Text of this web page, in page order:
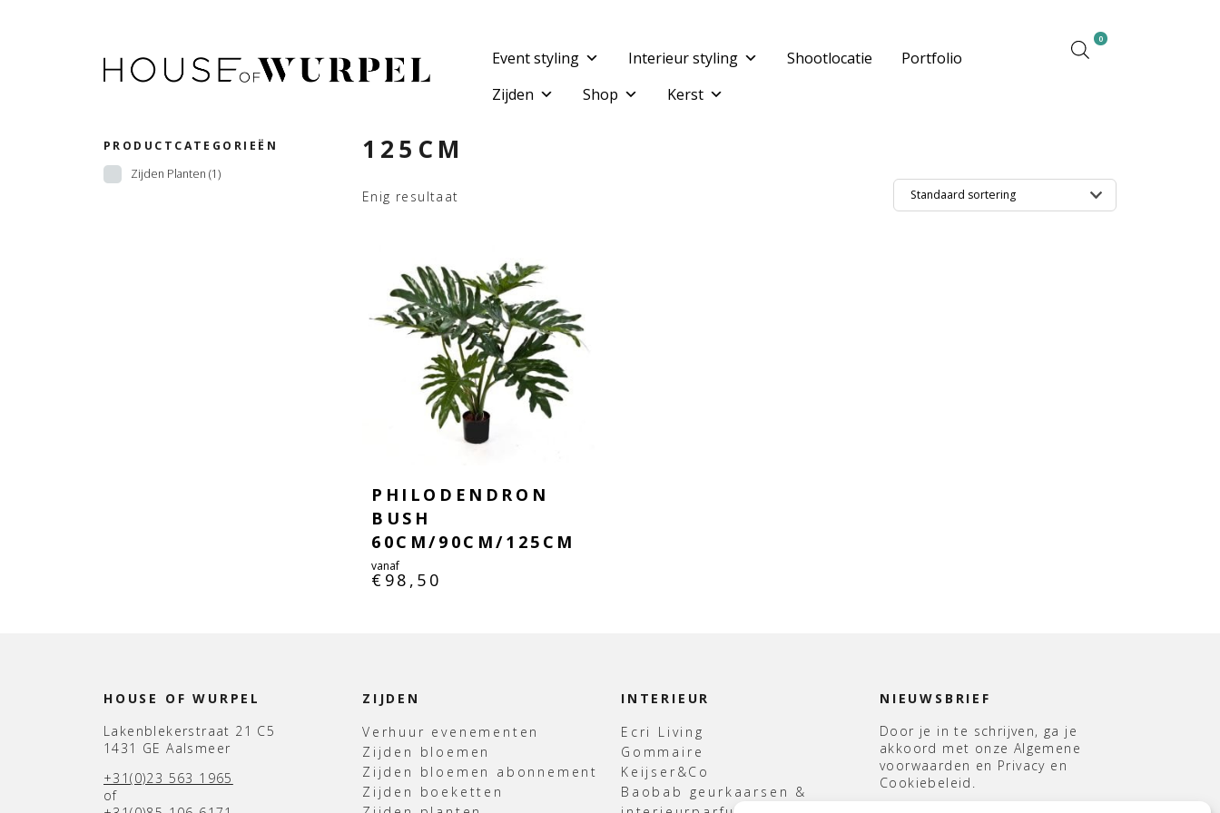
Event styling Interieur styling Shootlocatie
Portfolio
Zijden
Shop Kerst
0
PRODUCTCATEGORIEËN
Zijden Planten (1)
125CM
Enig resultaat
PHILODENDRON
BUSH
60CM/90CM/125CM
vanaf
€ 98,50
HOUSE OF WURPEL
Lakenblekerstraat 21 C5
1431 GE Aalsmeer
+31(0)23 563 1965
of
ZIJDEN
Verhuur evenementen
Zijden bloemen
Zijden bloemen abonnement
Zijden boeketten
INTERIEUR
Ecri Living
Gommaire
Keijser&Co
Baobab geurkaarsen &
NIEUWSBRIEF
Door je in te schrijven, ga je
akkoord met onze Algemene
voorwaarden en Privacy en
Cookiebeleid.